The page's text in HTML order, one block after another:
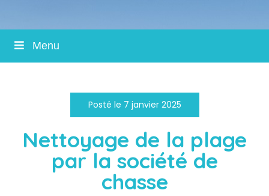
Menu
Posté le 7 janvier 2025
Nettoyage de la plage
par la société de
chasse